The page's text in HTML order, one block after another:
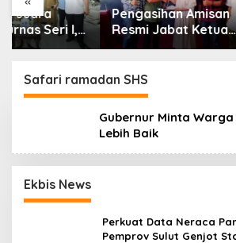
Pengasihan Amisan
Resmi Jabat Ketua
KPID Sulut Gantikan
Safari ramadan SHS
Gubernur Minta
Lebih Baik
Ekbis News
Perkuat Data Neraca
Pemprov Sulut Genjot